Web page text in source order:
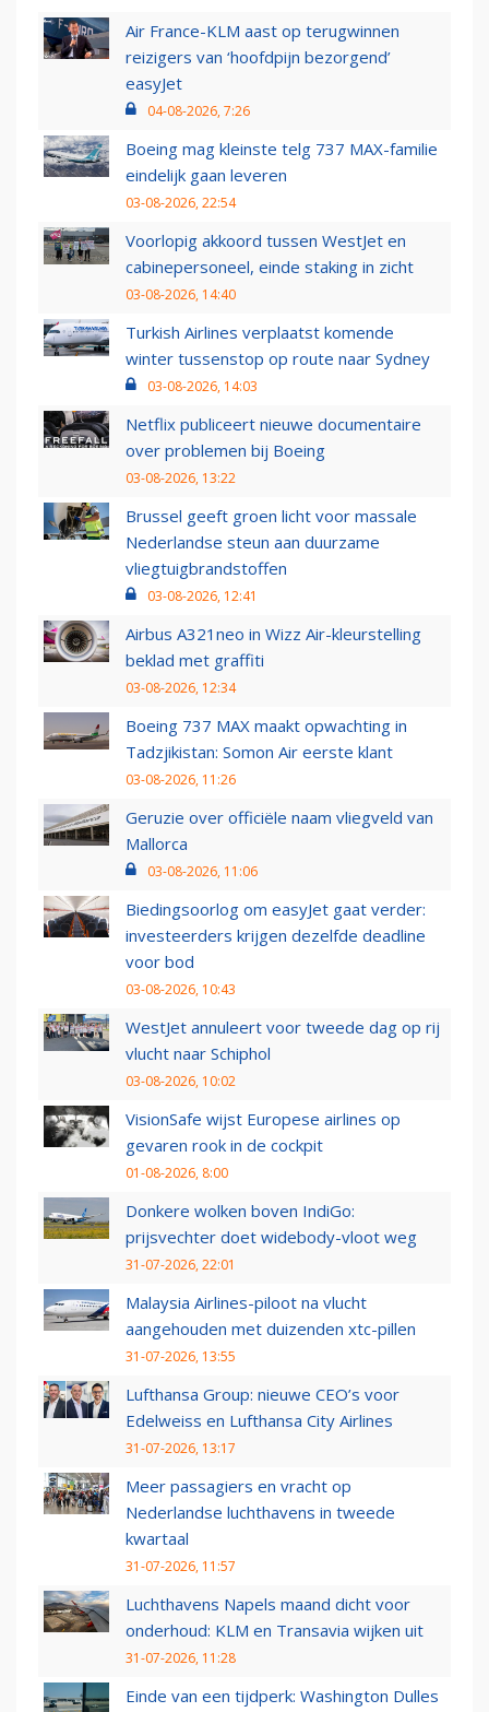
Air France-KLM aast op terugwinnen
reizigers van ‘hoofdpijn bezorgend’
easyJet
04-08-2026, 7:26
Boeing mag kleinste telg 737 MAX-familie
eindelijk gaan leveren
03-08-2026, 22:54
Voorlopig akkoord tussen WestJet en
cabinepersoneel, einde staking in zicht
03-08-2026, 14:40
Turkish Airlines verplaatst komende
winter tussenstop op route naar Sydney
03-08-2026, 14:03
Netflix publiceert nieuwe documentaire
over problemen bij Boeing
03-08-2026, 13:22
Brussel geeft groen licht voor massale
Nederlandse steun aan duurzame
vliegtuigbrandstoffen
03-08-2026, 12:41
Airbus A321neo in Wizz Air-kleurstelling
beklad met graffiti
03-08-2026, 12:34
Boeing 737 MAX maakt opwachting in
Tadzjikistan: Somon Air eerste klant
03-08-2026, 11:26
Geruzie over officiële naam vliegveld van
Mallorca
03-08-2026, 11:06
Biedingsoorlog om easyJet gaat verder:
investeerders krijgen dezelfde deadline
voor bod
03-08-2026, 10:43
WestJet annuleert voor tweede dag op rij
vlucht naar Schiphol
03-08-2026, 10:02
VisionSafe wijst Europese airlines op
gevaren rook in de cockpit
01-08-2026, 8:00
Donkere wolken boven IndiGo:
prijsvechter doet widebody-vloot weg
31-07-2026, 22:01
Malaysia Airlines-piloot na vlucht
aangehouden met duizenden xtc-pillen
31-07-2026, 13:55
Lufthansa Group: nieuwe CEO’s voor
Edelweiss en Lufthansa City Airlines
31-07-2026, 13:17
Meer passagiers en vracht op
Nederlandse luchthavens in tweede
kwartaal
31-07-2026, 11:57
Luchthavens Napels maand dicht voor
onderhoud: KLM en Transavia wijken uit
31-07-2026, 11:28
Einde van een tijdperk: Washington Dulles